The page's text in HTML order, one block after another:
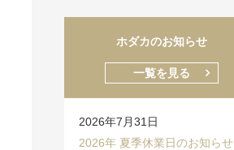
ホダカのお知らせ
一覧を見る
2026年7月31日
2026年 夏季休業日のお知らせ